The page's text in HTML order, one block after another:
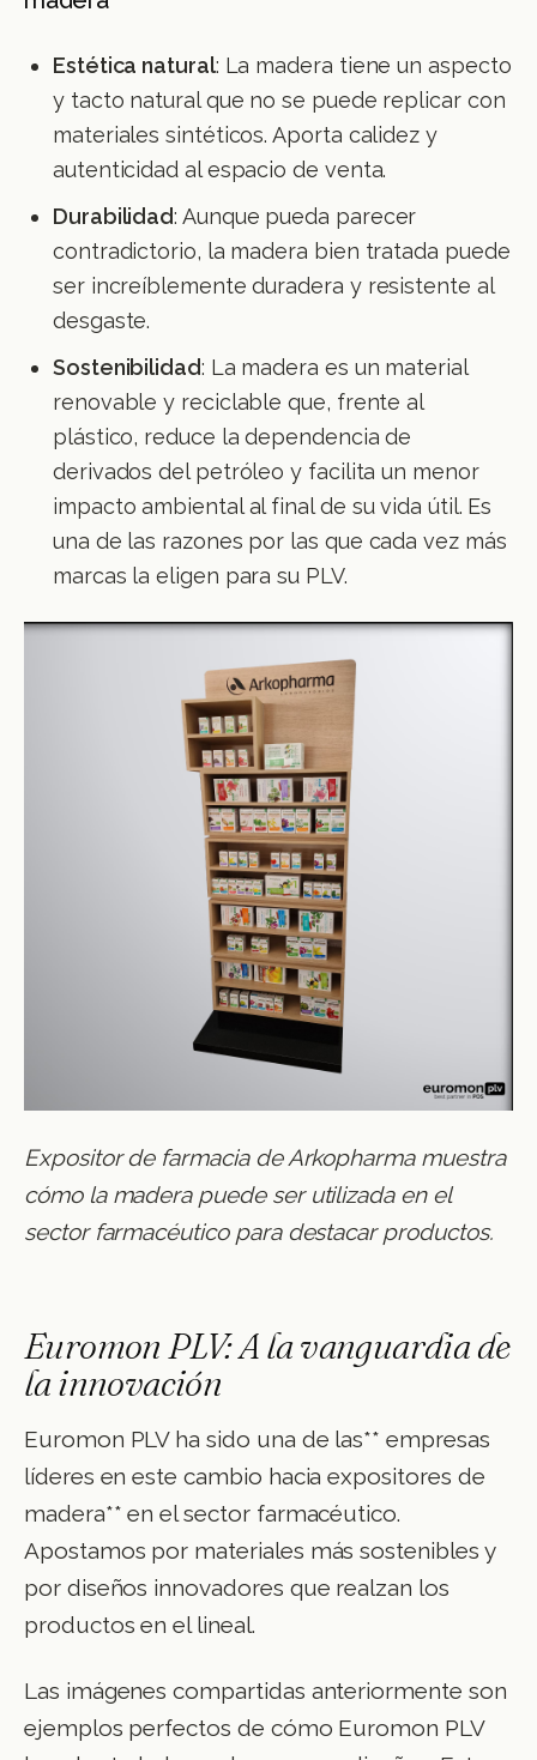
Estética natural: La madera tiene un aspecto
y tacto natural que no se puede replicar con
materiales sintéticos. Aporta calidez y
autenticidad al espacio de venta.
Durabilidad: Aunque pueda parecer
contradictorio, la madera bien tratada puede
ser increíblemente duradera y resistente al
desgaste.
Sostenibilidad: La madera es un material
renovable y reciclable que, frente al
plástico, reduce la dependencia de
derivados del petróleo y facilita un menor
impacto ambiental al final de su vida útil. Es
una de las razones por las que cada vez más
marcas la eligen para su PLV.
Expositor de farmacia de Arkopharma muestra
cómo la madera puede ser utilizada en el
sector farmacéutico para destacar productos.
Euromon PLV: A la vanguardia de
la innovación
Euromon PLV ha sido una de las** empresas
líderes en este cambio hacia expositores de
madera** en el sector farmacéutico.
Apostamos por materiales más sostenibles y
por diseños innovadores que realzan los
productos en el lineal.
Las imágenes compartidas anteriormente son
ejemplos perfectos de cómo Euromon PLV